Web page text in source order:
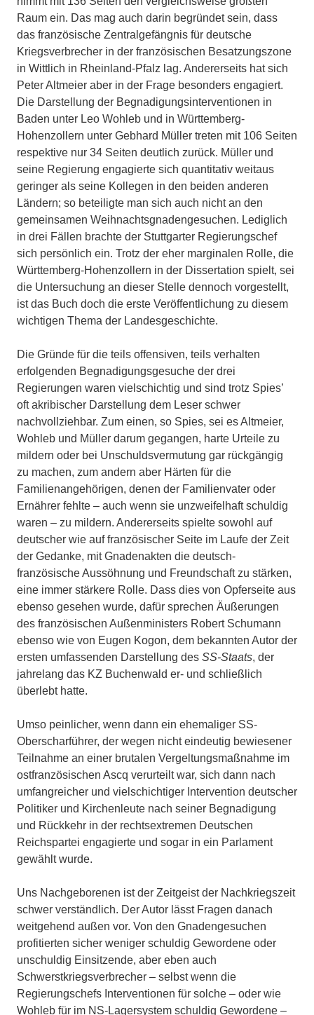
Raum ein. Das mag auch darin begründet sein, dass
das französische Zentralgefängnis für deutsche
Kriegsverbrecher in der französischen Besatzungszone
in Wittlich in Rheinland-Pfalz lag. Andererseits hat sich
Peter Altmeier aber in der Frage besonders engagiert.
Die Darstellung der Begnadigungsinterventionen in
Baden unter Leo Wohleb und in Württemberg-
Hohenzollern unter Gebhard Müller treten mit 106 Seiten
respektive nur 34 Seiten deutlich zurück. Müller und
seine Regierung engagierte sich quantitativ weitaus
geringer als seine Kollegen in den beiden anderen
Ländern; so beteiligte man sich auch nicht an den
gemeinsamen Weihnachtsgnadengesuchen. Lediglich
in drei Fällen brachte der Stuttgarter Regierungschef
sich persönlich ein. Trotz der eher marginalen Rolle, die
Württemberg-Hohenzollern in der Dissertation spielt, sei
die Untersuchung an dieser Stelle dennoch vorgestellt,
ist das Buch doch die erste Veröffentlichung zu diesem
wichtigen Thema der Landesgeschichte.
Die Gründe für die teils offensiven, teils verhalten
erfolgenden Begnadigungsgesuche der drei
Regierungen waren vielschichtig und sind trotz Spies’
oft akribischer Darstellung dem Leser schwer
nachvollziehbar. Zum einen, so Spies, sei es Altmeier,
Wohleb und Müller darum gegangen, harte Urteile zu
mildern oder bei Unschuldsvermutung gar rückgängig
zu machen, zum andern aber Härten für die
Familienangehörigen, denen der Familienvater oder
Ernährer fehlte – auch wenn sie unzweifelhaft schuldig
waren – zu mildern. Andererseits spielte sowohl auf
deutscher wie auf französischer Seite im Laufe der Zeit
der Gedanke, mit Gnadenakten die deutsch-
französische Aussöhnung und Freundschaft zu stärken,
eine immer stärkere Rolle. Dass dies von Opferseite aus
ebenso gesehen wurde, dafür sprechen Äußerungen
des französischen Außenministers Robert Schumann
ebenso wie von Eugen Kogon, dem bekannten Autor der
ersten umfassenden Darstellung des SS-Staats, der
jahrelang das KZ Buchenwald er- und schließlich
überlebt hatte.
Umso peinlicher, wenn dann ein ehemaliger SS-
Oberscharführer, der wegen nicht eindeutig bewiesener
Teilnahme an einer brutalen Vergeltungsmaßnahme im
ostfranzösischen Ascq verurteilt war, sich dann nach
umfangreicher und vielschichtiger Intervention deutscher
Politiker und Kirchenleute nach seiner Begnadigung
und Rückkehr in der rechtsextremen Deutschen
Reichspartei engagierte und sogar in ein Parlament
gewählt wurde.
Uns Nachgeborenen ist der Zeitgeist der Nachkriegszeit
schwer verständlich. Der Autor lässt Fragen danach
weitgehend außen vor. Von den Gnadengesuchen
profitierten sicher weniger schuldig Gewordene oder
unschuldig Einsitzende, aber eben auch
Schwerstkriegsverbrecher – selbst wenn die
Regierungschefs Interventionen für solche – oder wie
Wohleb für im NS-Lagersystem schuldig Gewordene –